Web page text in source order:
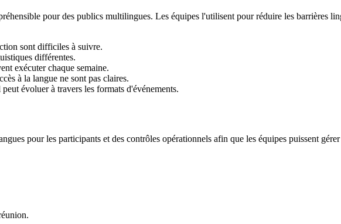
pour des publics multilingues. Les équipes l'utilisent pour réduire les barrières
sont difficiles à suivre.
différentes.
exécuter chaque semaine.
à la langue ne sont pas claires.
évoluer à travers les formats d'événements.
pour les participants et des contrôles opérationnels afin que les équipes puissent